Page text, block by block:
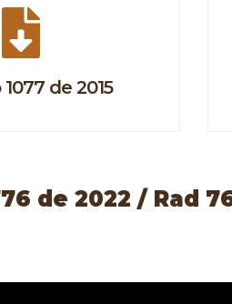
de 2015
de 2022 / Rad